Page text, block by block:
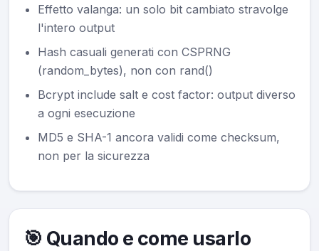
Effetto valanga: un solo bit cambiato stravolge
l'intero output
Hash casuali generati con CSPRNG
(random_bytes), non con rand()
Bcrypt include salt e cost factor: output diverso
a ogni esecuzione
MD5 e SHA-1 ancora validi come checksum,
non per la sicurezza
🎯 Quando e come usarlo